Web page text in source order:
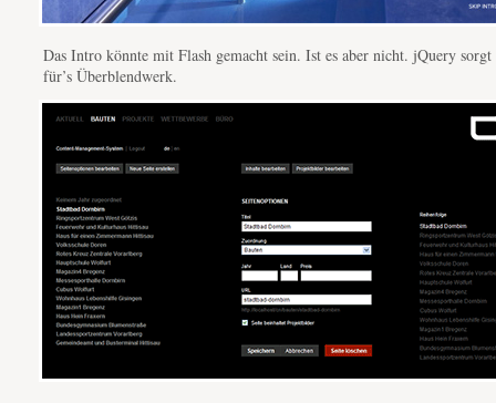
Das Intro könnte mit Flash gemacht sein. Ist es aber nicht. jQuery
für’s Überblendwerk.